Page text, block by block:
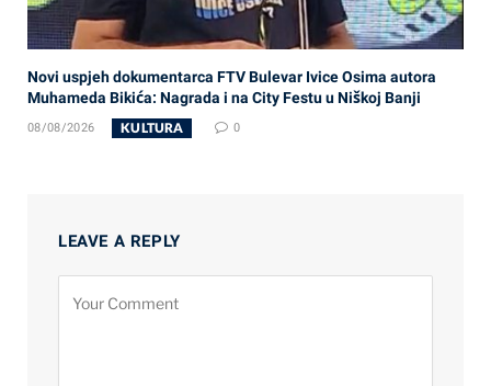
Novi uspjeh dokumentarca FTV Bulevar Ivice Osima autora
Muhameda Bikića: Nagrada i na City Festu u Niškoj Banji
08/08/2026 KULTURA 0
LEAVE A REPLY